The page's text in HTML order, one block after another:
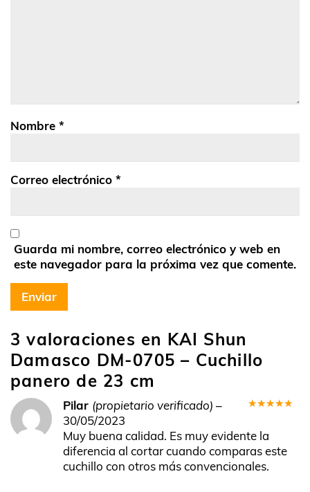
3 valoraciones en KAI Shun
Damasco DM-0705 – Cuchillo
panero de 23 cm
Pilar (propietario verificado) –
30/05/2023
Muy buena calidad. Es muy evidente la
diferencia al cortar cuando comparas este
cuchillo con otros más convencionales.
Nombre *
Correo electrónico *
Guarda mi nombre, correo electrónico y web en
este navegador para la próxima vez que comente.